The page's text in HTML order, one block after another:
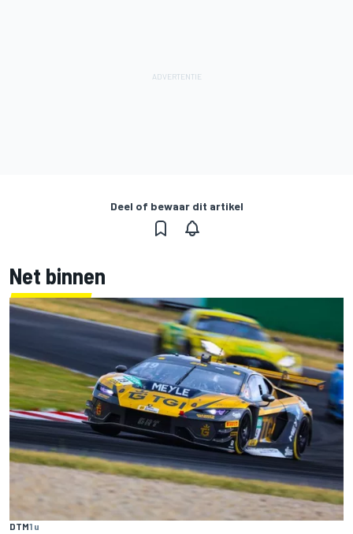
Deel of bewaar dit artikel
Net binnen
DTM1 u